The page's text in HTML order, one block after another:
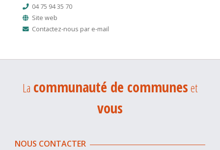
04 75 94 35 70
Site web
Contactez-nous par e-mail
La communauté de communeset
vous
NOUS CONTACTER